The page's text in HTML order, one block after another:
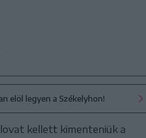
elöl legyen a Székelyhon!
kellett kimenteniük a